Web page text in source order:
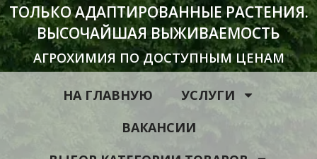
ТОЛЬКО АДАПТИРОВАННЫЕ РАСТЕНИЯ.
ВЫСОЧАЙШАЯ ВЫЖИВАЕМОСТЬ
АГРОХИМИЯ ПО ДОСТУПНЫМ ЦЕНАМ
НА ГЛАВНУЮ
УСЛУГИ
ВАКАНСИИ